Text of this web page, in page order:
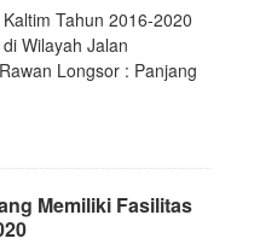
Tahun 2016-2020
Wilayah Jalan
Longsor : Panjang
Memiliki Fasilitas